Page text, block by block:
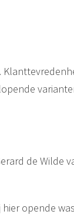
de Wilde
opende